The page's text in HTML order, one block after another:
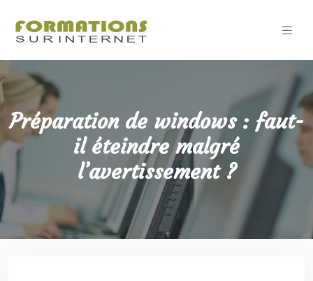
Préparation de windows : faut-
il éteindre malgré
l’avertissement ?